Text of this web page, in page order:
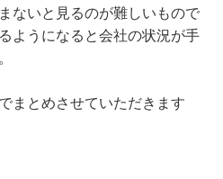
ないと見るのが難しいもので
ようになると会社の状況が手
まとめさせていただきます